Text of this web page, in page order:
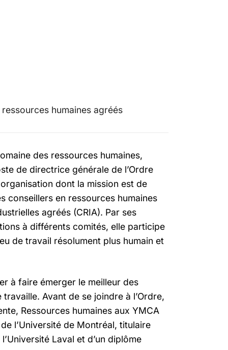
humaines agréés
des ressources humaines,
de directrice générale de l’Ordre
dont la mission est de
conseillers en ressources humaines
agréés (CRIA). Par ses
à différents comités, elle participe
de travail résolument plus humain et
à faire émerger le meilleur des
Avant de se joindre à l’Ordre,
Ressources humaines aux YMCA
l’Université de Montréal, titulaire
Laval et d’un diplôme